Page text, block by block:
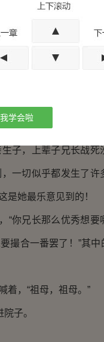
雪笑道。
便让五少爷也过来
，“祖母，瞧你那着
，上辈子兄长战死
一切似乎都发生了许
是她最乐意见到的！
你兄长那么优秀想要
撮合一番罢了！”其
，“祖母，祖母。”
子。
我学会啦